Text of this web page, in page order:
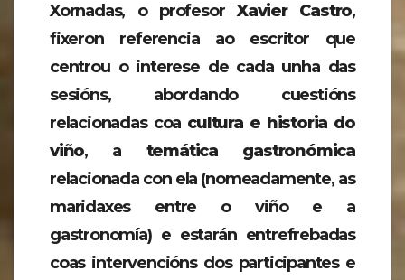
Xornadas, o profesorXavier Castro,
fixeron referencia ao escritor que
centrou o interese de cada unha das
sesións, abordando cuestións
relacionadas coa cultura e historia do
viño, a temática gastronómica
relacionada con ela (nomeadamente, as
maridaxes entre o viño e a
gastronomía) e estarán entrefrebadas
coas intervencións dos participantes e